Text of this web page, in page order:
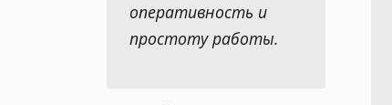
оперативность и
простоту работы.